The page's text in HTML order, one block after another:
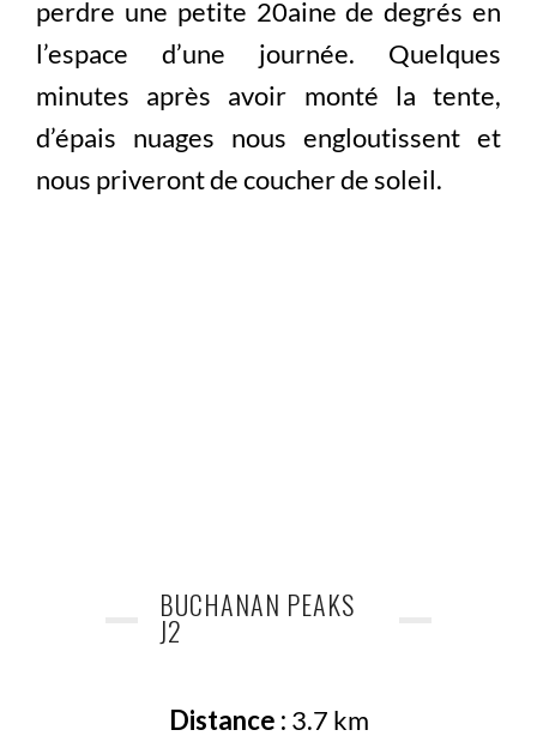
perdre une petite 20aine de degrés en
l’espace d’une journée. Quelques
minutes après avoir monté la tente,
d’épais nuages nous engloutissent et
nous priveront de coucher de soleil.
BUCHANAN PEAKS
J2
Distance : 3.7 km